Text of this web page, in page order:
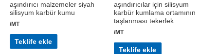
aşındırıcı malzemeler siyah
silisyum karbür kumu
/MT
Teklife ekle
aşındırıcılar için silisyum
karbür kumlama ortamının
taşlanması tekerlek
/MT
Teklife ekle